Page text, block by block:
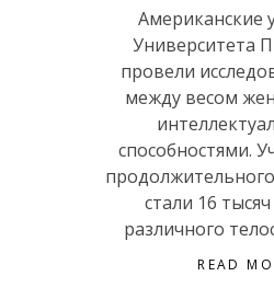
Американские
Университета
провели
между весом
способностями.
стали 16
различного
READ